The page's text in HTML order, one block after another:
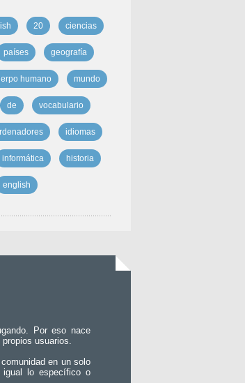
20 ciencias
países geografía
humano mundo
de vocabulario
idiomas
informática historia
english
Por eso nace
usuarios.
en un solo
igual lo específico o